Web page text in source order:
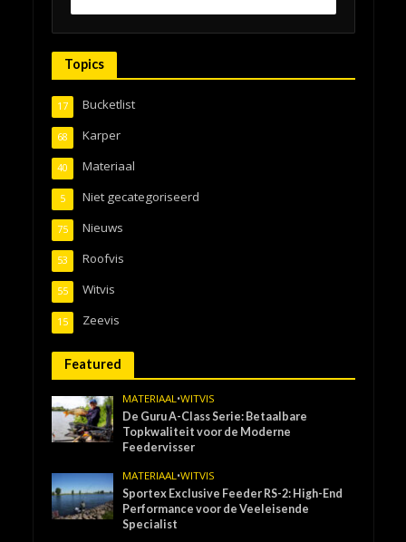
Topics
Bucketlist
17
Karper
68
Materiaal
40
Niet gecategoriseerd
5
Nieuws
75
Roofvis
53
Witvis
55
Zeevis
15
Featured
MATERIAAL•WITVIS
De Guru A-Class Serie: Betaalbare
Topkwaliteit voor de Moderne
Feedervisser
MATERIAAL•WITVIS
Sportex Exclusive Feeder RS-2: High-End
Performance voor de Veeleisende
Specialist